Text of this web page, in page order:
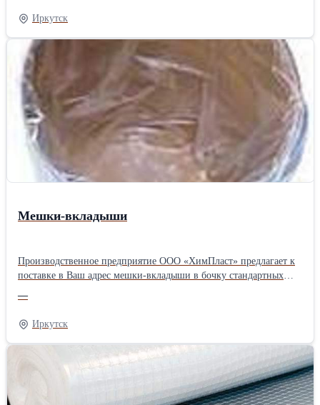
Иркутск
Мешки-вкладыши
Производственное предприятие ООО «ХимПласт» предлагает к
поставке в Ваш адрес мешки-вкладыши в бочку стандартных
России.Производитель: Собственное производство
—
Иркутск